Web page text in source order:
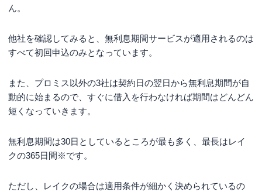
ん。
他社を確認してみると、無利息期間サービスが適用されるのは
すべて初回申込のみとなっています。
また、プロミス以外の3社は契約日の翌日から無利息期間が自
動的に始まるので、すぐに借入を行わなければ期間はどんどん
短くなっていきます。
無利息期間は30日としているところが最も多く、最長はレイ
クの365日間※です。
ただし、レイクの場合は適用条件が細かく決められているの